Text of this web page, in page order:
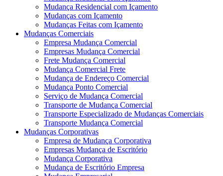
Mudança Residencial com Içamento
Mudanças com Içamento
Mudanças Feitas com Içamento
Mudanças Comerciais
Empresa Mudança Comercial
Empresas Mudança Comercial
Frete Mudança Comercial
Mudança Comercial Frete
Mudança de Endereço Comercial
Mudança Ponto Comercial
Serviço de Mudança Comercial
Transporte de Mudança Comercial
Transporte Especializado de Mudanças Comerciais
Transporte Mudança Comercial
Mudanças Corporativas
Empresa de Mudança Corporativa
Empresas Mudança de Escritório
Mudança Corporativa
Mudança de Escritório Empresa